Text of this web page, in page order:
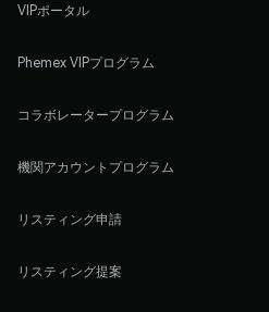
VIPポータル
Phemex VIPプログラム
コラボレータープログラム
機関アカウントプログラム
リスティング申請
リスティング提案